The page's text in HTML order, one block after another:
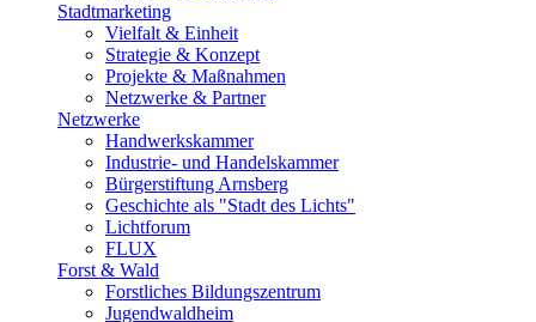
Stadtmarketing
Vielfalt & Einheit
Strategie & Konzept
Projekte & Maßnahmen
Netzwerke & Partner
Netzwerke
Handwerkskammer
Industrie- und Handelskammer
Bürgerstiftung Arnsberg
Geschichte als "Stadt des Lichts"
Lichtforum
FLUX
Forst & Wald
Forstliches Bildungszentrum
Jugendwaldheim